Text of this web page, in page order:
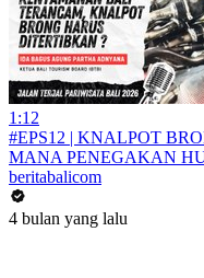
1:12
#EPS12 | KNALPOT
MANA PENEGAKAN
beritabalicom
4 bulan yang lalu